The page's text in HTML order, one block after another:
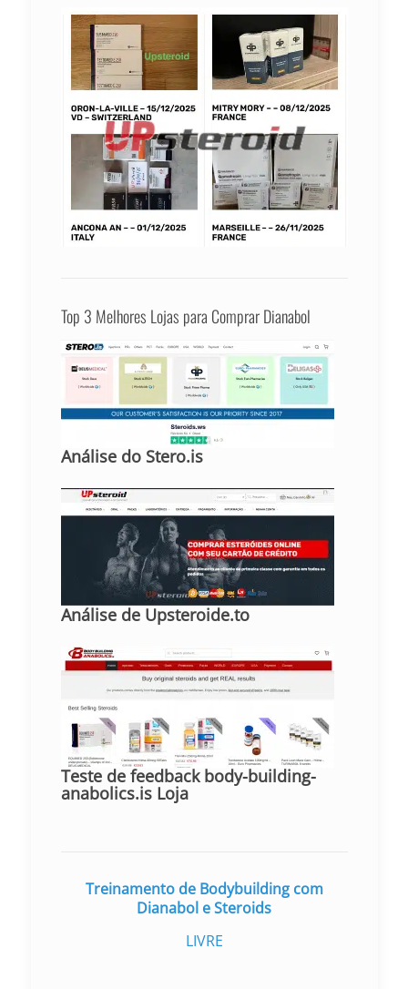
Top 3 Melhores Lojas para Comprar Dianabol
Análise do Stero.is
Análise de Upsteroide.to
Teste de feedback body-building-
anabolics.is Loja
Treinamento de Bodybuilding com
Dianabol e Steroids
LIVRE